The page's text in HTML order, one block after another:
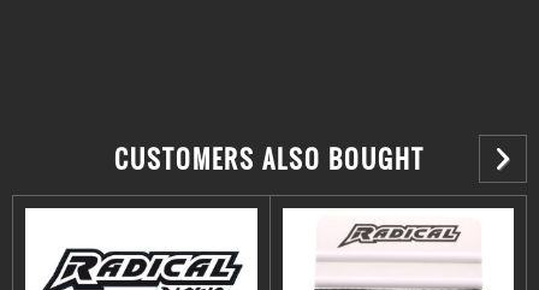
CUSTOMERS ALSO BOUGHT